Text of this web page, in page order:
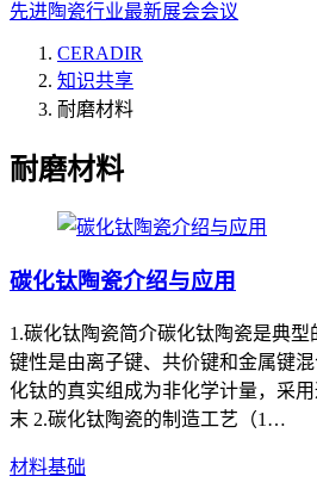
先进陶瓷行业最新展会会议
CERADIR
知识共享
耐磨材料
耐磨材料
碳化钛陶瓷介绍与应用
1.碳化钛陶瓷简介碳化钛陶瓷是典
键性是由离子键、共价键和金属键
化钛的真实组成为非化学计量，采
末 2.碳化钛陶瓷的制造工艺（1…
材料基础